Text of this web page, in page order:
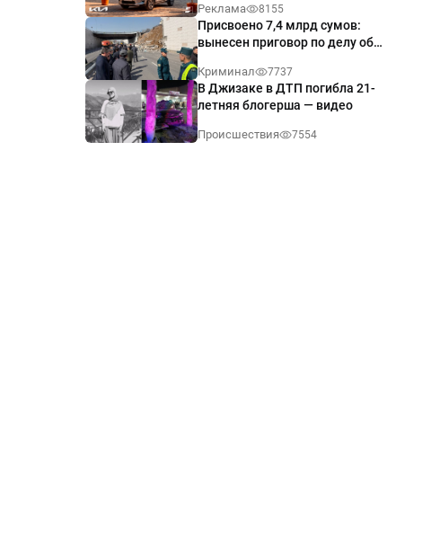
годовых
Реклама 8155
Присвоено 7,4 млрд сумов:
вынесен приговор по делу об
Ташкенте
Криминал 7737
В Джизаке в ДТП погибла 21-
летняя блогерша — видео
Происшествия 7554